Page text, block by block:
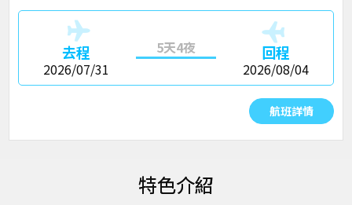
去程
2026/07/31
5天4夜 回程
2026/08/04
航班詳情
特色介紹